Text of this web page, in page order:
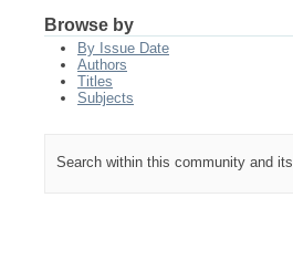
Browse by
By Issue Date
Authors
Titles
Subjects
Search within this community and